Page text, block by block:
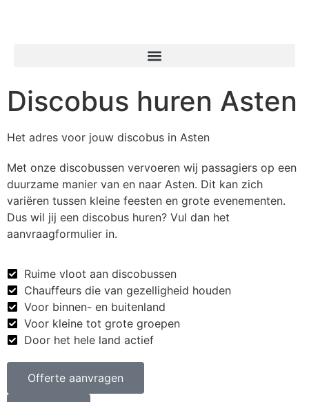
Discobus huren Asten
Het adres voor jouw discobus in Asten
Met onze discobussen vervoeren wij passagiers op een
duurzame manier van en naar Asten. Dit kan zich
variëren tussen kleine feesten en grote evenementen.
Dus wil jij een discobus huren? Vul dan het
aanvraagformulier in.
Ruime vloot aan discobussen
Chauffeurs die van gezelligheid houden
Voor binnen- en buitenland
Voor kleine tot grote groepen
Door het hele land actief
Offerte aanvragen